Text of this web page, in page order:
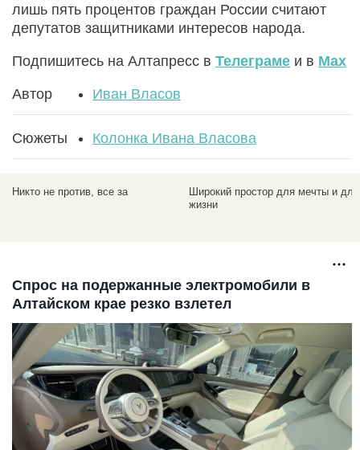
лишь пять процентов граждан России считают
депутатов защитниками интересов народа.
Подпишитесь на Алтапресс в Телеграме и в Max
Автор Иван Власов
Сюжеты Колонка Ивана Власова
Никто не против, все за
Широкий простор для мечты и для
жизни
Спрос на подержанные электромобили в
Алтайском крае резко взлетел